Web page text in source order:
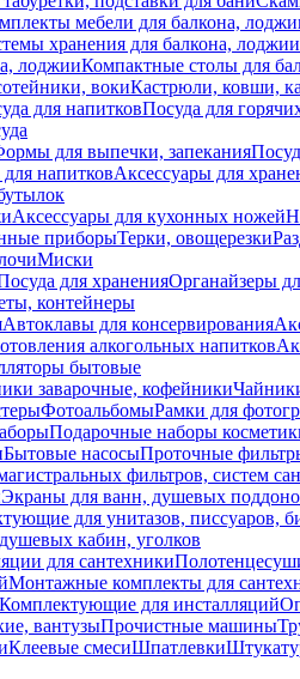
мебели для балкона,
хранения для балкона, лоджии
лоджииКомпактные столы для
вокиКастрюли, ковши,
для напитковПосуда для
для выпечки, запекания
напитковАксессуары для
Аксессуары для кухонных ножей
приборыТерки, овощерезки
Миски
для храненияОрганайзеры
контейнеры
Автоклавы для консервирования
алкогольных напитков
бытовые
заварочные, кофейники
ФотоальбомыРамки для
Подарочные наборы
Бытовые насосыПроточные
фильтров, систем
Экраны для ванн, душевых
для унитазов, писсуаров,
кабин, уголков
для сантехники
Монтажные комплекты для
Комплектующие для инсталляций
вантузыПрочистные машины
Клеевые смесиШпатлевки